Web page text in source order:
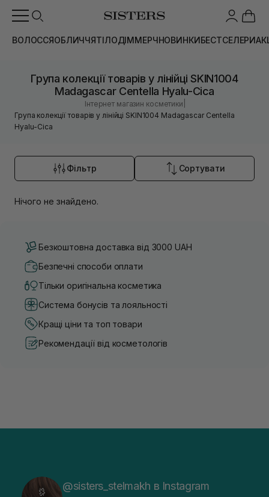
ВОЛОССЯОБЛИЧЧЯТІЛОДІММЕРЧНОВИНКИБЕСТСЕЛЕРИ
Група колекції товарів у лінійці SKIN1004
Madagascar Centella Hyalu-Cica
Інтернет магазин косметики
Група колекції товарів у лінійці SKIN1004 Madagascar Centella
Hyalu-Cica
Фільтр Сортувати
Нічого не знайдено.
Безкоштовна доставка від 3000 UAH
Безпечні способи оплати
Тільки оригінальна косметика
Система бонусів та лояльності
Кращі ціни та топ товари
Рекомендації від косметологів
@sisters_stelmakh в Instagram